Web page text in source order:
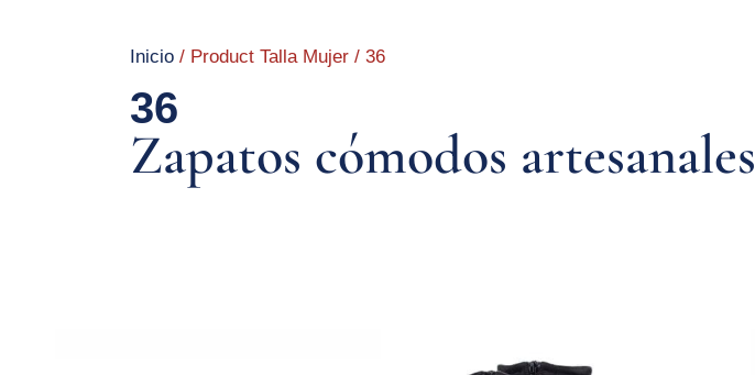
Inicio/ Product Talla Mujer / 36
36
Zapatos cómodos artesanales